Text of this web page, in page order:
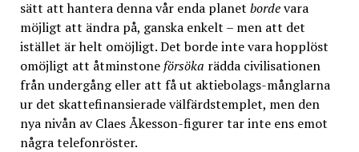
sätt att hantera denna vår enda planet bordevara
möjligt att ändra på, ganska enkelt – men att det
istället är helt omöjligt. Det borde inte vara hopplöst
omöjligt att åtminstone försöka rädda civilisationen
från undergång eller att få ut aktiebolags-månglarna
ur det skattefinansierade välfärdstemplet, men den
nya nivån av Claes Åkesson-figurer tar inte ens emot
några telefonröster.